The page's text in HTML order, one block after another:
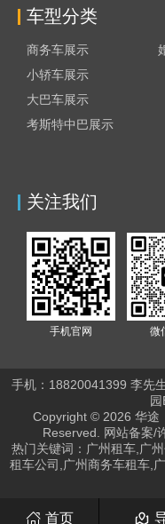
车型分类
商务车展示
小轿车展示
大巴车展示
考斯特中巴展示
关注我们
手机官网 微
手机：18820041399 李先
Copyright © 2026 华途
Reserved. 网站备案/
热门关键词：广州租车,广
租车公司,广州商务车租车,
首页